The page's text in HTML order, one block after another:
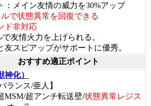
：メイン友情の威力を30%アップ
で状態異常を回復できる
ド非対応
友情火力を上げられる。
友スピアップがサポートに優秀。
おすすめ適正ポイント
神化）
ランス/亜人】
MSM/超アンチ転送壁/状態異常レジス